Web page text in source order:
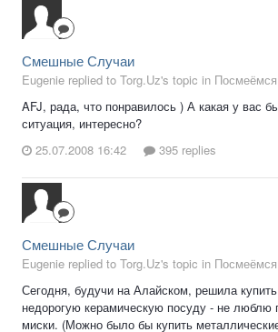
Смешные Случаи
Eugenie replied to Torg.Uz's topic in
AFJ, рада, что понравилось ) А какая у вас
ситуация, интересно?
25.07.2008 16:42
395 replies
Смешные Случаи
Eugenie replied to Torg.Uz's topic in
Сегодня, будучи на Алайском, решила
недорогую керамическую посуду - не люблю
миски. (Можно было бы купить